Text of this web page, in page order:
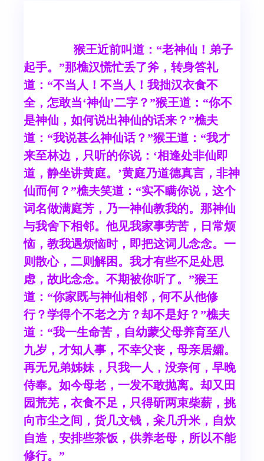
猴王近前叫道：“老神仙！弟子
起手。”那樵汉慌忙丢了斧，转身答礼
道：“不当人！不当人！我拙汉衣食不
全，怎敢当‘神仙’二字？”猴王道：“你不
是神仙，如何说出神仙的话来？”樵夫
道：“我说甚么神仙话？”猴王道：“我才
来至林边，只听的你说：‘相逢处非仙即
道，静坐讲黄庭。’黄庭乃道德真言，非神
仙而何？”樵夫笑道：“实不瞒你说，这个
词名做满庭芳，乃一神仙教我的。那神仙
与我舍下相邻。他见我家事劳苦，日常烦
恼，教我遇烦恼时，即把这词儿念念。一
则散心，二则解困。我才有些不足处思
虑，故此念念。不期被你听了。”猴王
道：“你家既与神仙相邻，何不从他修
行？学得个不老之方？却不是好？”樵夫
道：“我一生命苦，自幼蒙父母养育至八
九岁，才知人事，不幸父丧，母亲居孀。
再无兄弟姊妹，只我一人，没奈何，早晚
侍奉。如今母老，一发不敢抛离。却又田
园荒芜，衣食不足，只得斫两束柴薪，挑
向市尘之间，货几文钱，籴几升米，自炊
自造，安排些茶饭，供养老母，所以不能
修行。”